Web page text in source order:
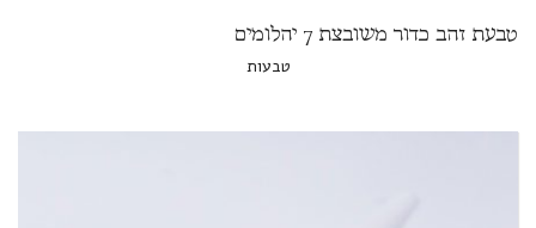
טבעת זהב כדור משובצת 7 יהלומים
טבעות